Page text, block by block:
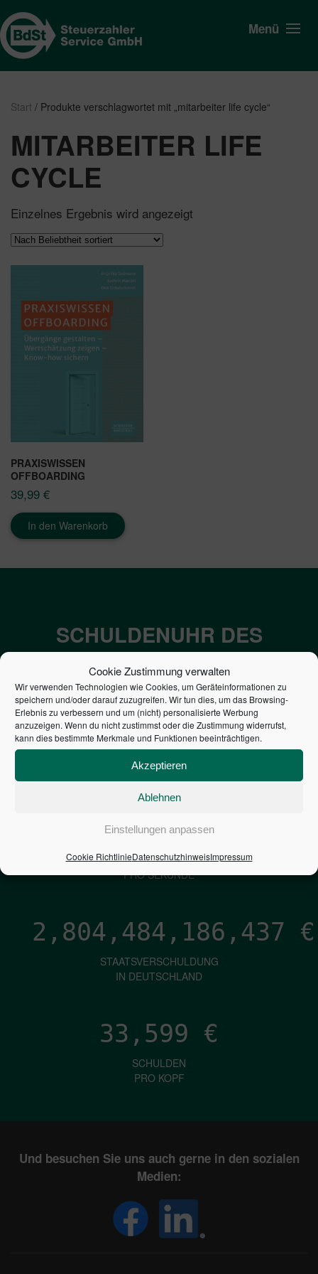
Cookie Zustimmung verwalten
Wir verwenden Technologien wie Cookies, um Geräteinformationen zu
speichern und/oder darauf zuzugreifen. Wir tun dies, um das Browsing-
Erlebnis zu verbessern und um (nicht) personalisierte Werbung
anzuzeigen. Wenn du nicht zustimmst oder die Zustimmung widerrufst,
kann dies bestimmte Merkmale und Funktionen beeinträchtigen.
Akzeptieren
Ablehnen
Einstellungen anpassen
Cookie RichtlinieDatenschutzhinweisImpressum
Menü
Start / Produkte verschlagwortet mit „mitarbeiter life cycle“
MITARBEITER LIFE
CYCLE
Einzelnes Ergebnis wird angezeigt
PRAXISWISSEN
OFFBOARDING
39,99 €
In den Warenkorb
SCHULDENUHR DES
BUNDES DER
STEUERZAHLER
7,052€
PRO SEKUNDE
1,601€
ZINSEN
PRO SEKUNDE
2,804,484,187,706 €
STAATSVERSCHULDUNG
IN DEUTSCHLAND
33,599 €
SCHULDEN
PRO KOPF
Und besuchen Sie uns auch gerne in den sozialen
Medien: